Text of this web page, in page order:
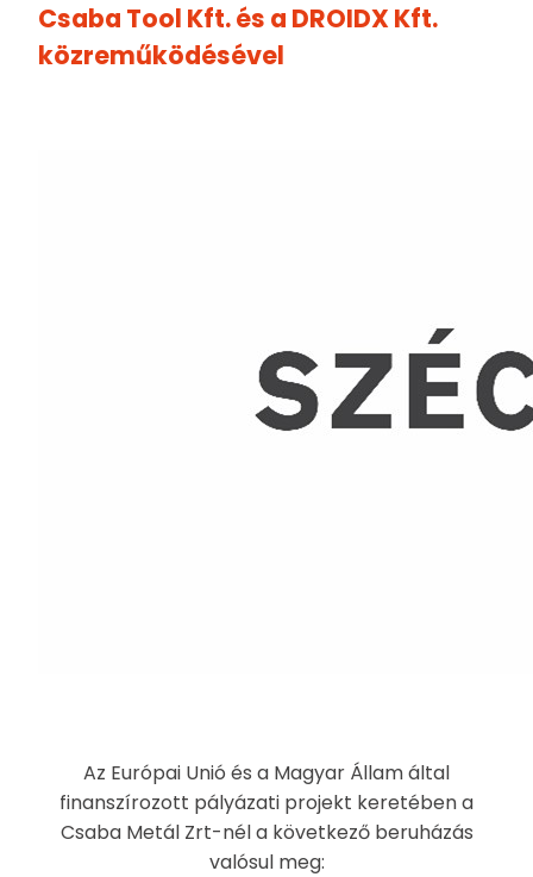
Csaba Tool Kft. és a DROIDX Kft.
közreműködésével
Az Európai Unió és a Magyar Állam által
finanszírozott pályázati projekt keretében a
Csaba Metál Zrt-nél a következő beruházás
valósul meg: